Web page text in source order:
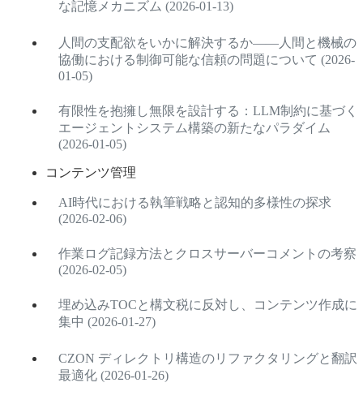
な記憶メカニズム (2026-01-13)
人間の支配欲をいかに解決するか——人間と機械の
協働における制御可能な信頼の問題について (2026-
01-05)
有限性を抱擁し無限を設計する：LLM制約に基づく
エージェントシステム構築の新たなパラダイム
(2026-01-05)
コンテンツ管理
AI時代における執筆戦略と認知的多様性の探求
(2026-02-06)
作業ログ記録方法とクロスサーバーコメントの考察
(2026-02-05)
埋め込みTOCと構文税に反対し、コンテンツ作成に
集中 (2026-01-27)
CZON ディレクトリ構造のリファクタリングと翻訳
最適化 (2026-01-26)